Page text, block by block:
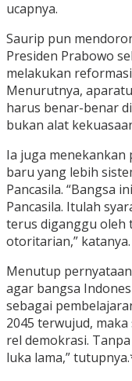
ucapnya.
Saurip pun
Presiden Prabowo
melakukan
Menurutnya,
harus benar-benar
bukan alat
Ia juga
baru yang lebih
Pancasila. “Bangsa
Pancasila. Itulah
terus diganggu oleh
otoritarian,” katanya.
Menutup
agar bangsa
sebagai
2045 terwujud,
rel demokrasi.
luka lama,”